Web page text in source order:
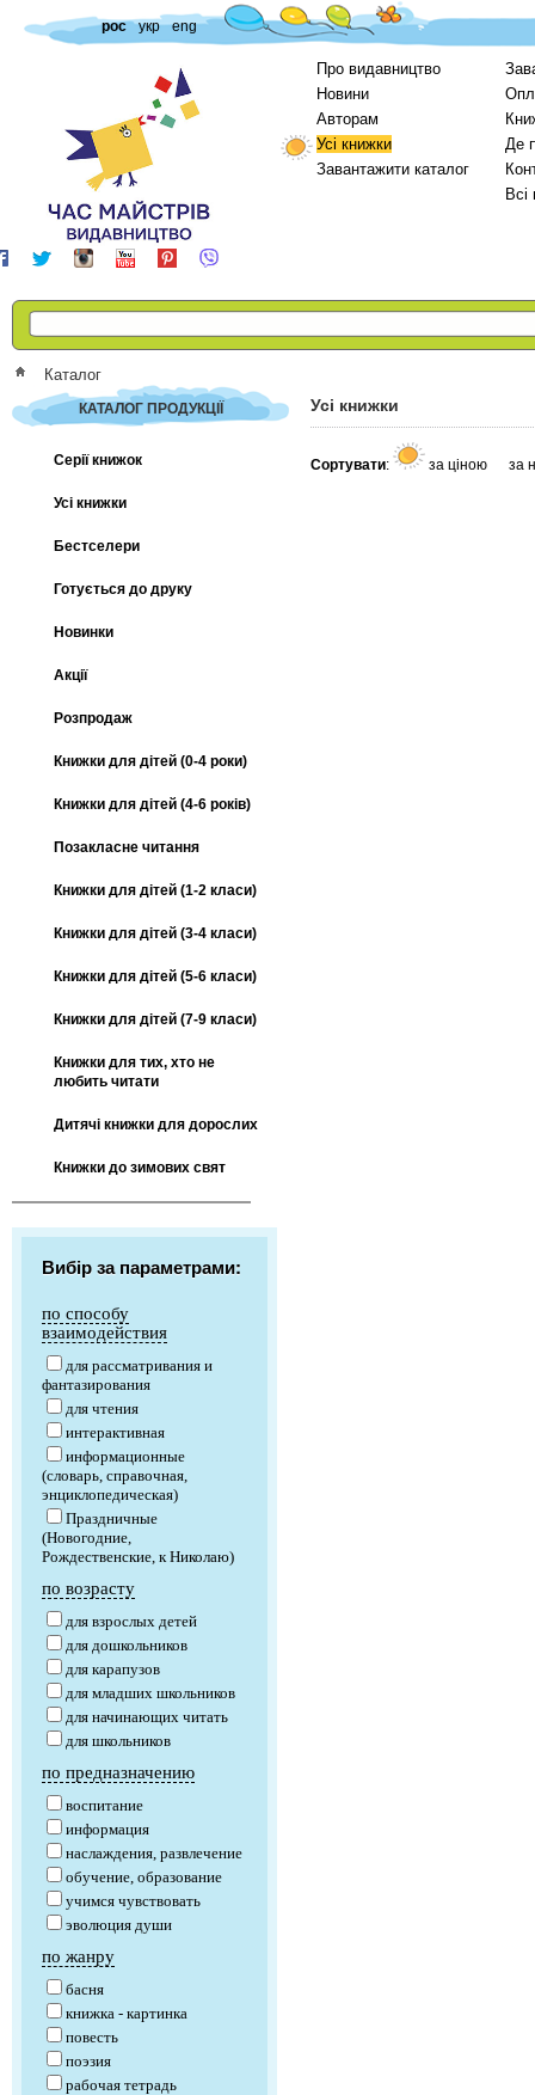
рос укр eng
Про видавництво
Новини
Авторам
Усі книжки
Завантажити каталог
Де
Каталог
КАТАЛОГ ПРОДУКЦІЇ
Серії книжок
Усі книжки
Бестселери
Готується до друку
Новинки
Акції
Розпродаж
Книжки для дітей (0-4 роки)
Книжки для дітей (4-6 років)
Позакласне читання
Книжки для дітей (1-2 класи)
Книжки для дітей (3-4 класи)
Книжки для дітей (5-6 класи)
Книжки для дітей (7-9 класи)
Книжки для тих, хто не
любить читати
Дитячі книжки для дорослих
Книжки до зимових свят
Вибір за параметрами:
по способу
взаимодействия
для рассматривания и
фантазирования
для чтения
интерактивная
информационные
(словарь, справочная,
энциклопедическая)
Праздничные
(Новогодние,
Рождественские, к Николаю)
по возрасту
для взрослых детей
для дошкольников
для карапузов
для младших школьников
для начинающих читать
для школьников
по предназначению
воспитание
информация
наслаждения, развлечение
обучение, образование
учимся чувствовать
эволюция души
по жанру
басня
книжка - картинка
повесть
поэзия
рабочая тетрадь
Усі книжки
Сортувати: за ціною за